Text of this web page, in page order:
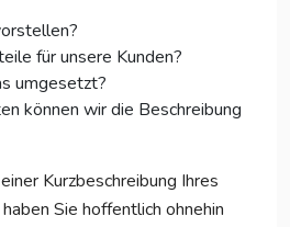
für unsere Kunden?
umgesetzt?
können wir die Beschreibung
Kurzbeschreibung Ihres
Sie hoffentlich ohnehin